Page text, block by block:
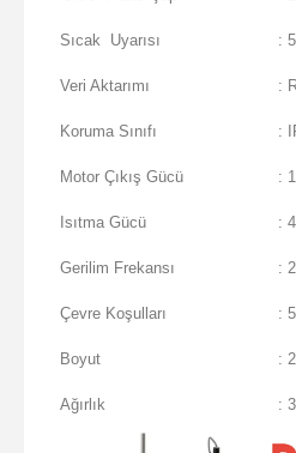
Sıcak Uyarısı :
Veri Aktarımı :
Koruma Sınıfı :
Motor Çıkış Gücü :
Isıtma Gücü :
Gerilim Frekansı :
Çevre Koşulları :
Boyut :
Ağırlık :